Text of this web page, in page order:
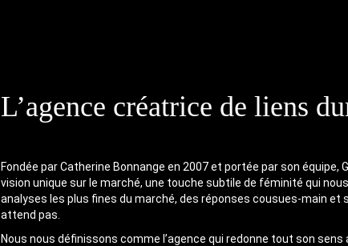
L’agence créatrice de liens
Fondée par Catherine Bonnange en 2007 et portée par son équipe,
vision unique sur le marché, une touche subtile de féminité qui
analyses les plus fines du marché, des réponses cousues-main et
attend pas.
Nous nous définissons comme l’agence qui redonne tout son